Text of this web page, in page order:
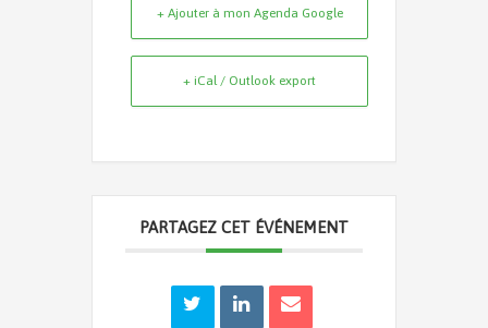
+ Ajouter à mon Agenda Google
+ iCal / Outlook export
PARTAGEZ CET ÉVÉNEMENT